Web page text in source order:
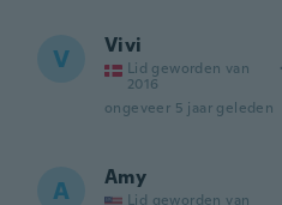
V Vivi
Lid geworden van
2016
·
ongeveer 5 jaar geleden
A Amy
Lid geworden van